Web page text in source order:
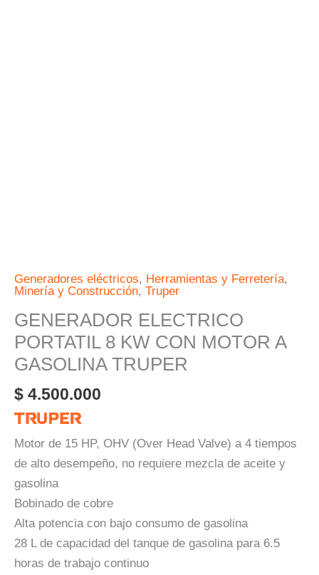
Generadores eléctricos, Herramientas y Ferretería,
Minería y Construcción, Truper
GENERADOR ELECTRICO
PORTATIL 8 KW CON MOTOR A
GASOLINA TRUPER
$ 4.500.000
Motor de 15 HP, OHV (Over Head Valve) a 4 tiempos
de alto desempeño, no requiere mezcla de aceite y
gasolina
Bobinado de cobre
Alta potencia con bajo consumo de gasolina
28 L de capacidad del tanque de gasolina para 6.5
horas de trabajo continuo